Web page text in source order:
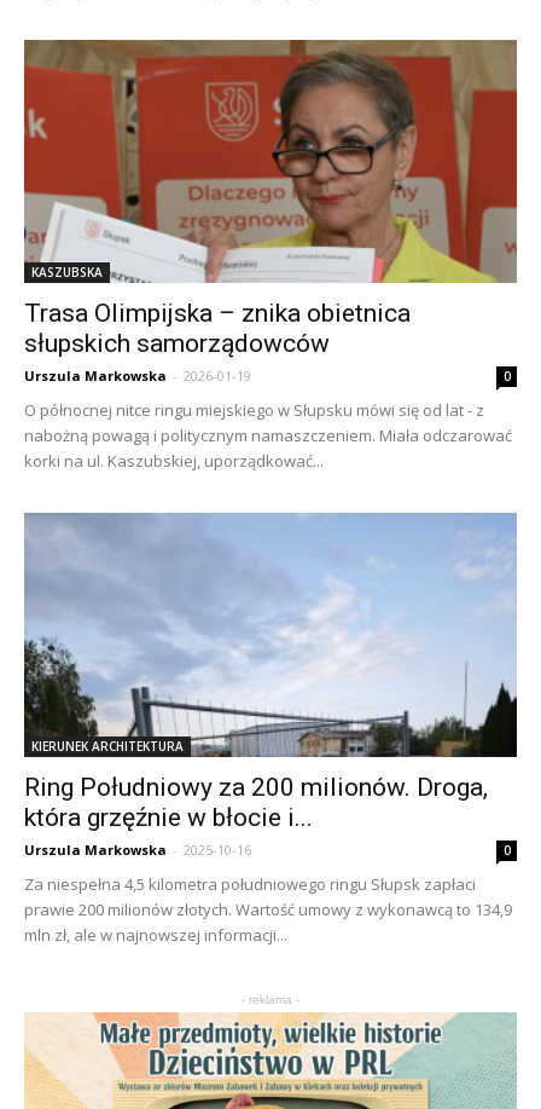
KASZUBSKA
Trasa Olimpijska – znika obietnica
słupskich samorządowców
Urszula Markowska - 2026-01-19 0
O północnej nitce ringu miejskiego w Słupsku mówi się od lat - z
nabożną powagą i politycznym namaszczeniem. Miała odczarować
korki na ul. Kaszubskiej, uporządkować...
KIERUNEK ARCHITEKTURA
Ring Południowy za 200 milionów. Droga,
która grzęźnie w błocie i...
Urszula Markowska - 2025-10-16 0
Za niespełna 4,5 kilometra południowego ringu Słupsk zapłaci
prawie 200 milionów złotych. Wartość umowy z wykonawcą to 134,9
mln zł, ale w najnowszej informacji...
- reklama -